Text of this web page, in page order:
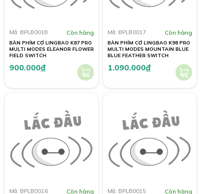
Mã: BPLB0018 Còn hàng
BÀN PHÍM CƠ LINGBAO K87 PRO
MULTI MODES ELEANOR FLOWER
FIELD SWITCH
900.000đ
Mã: BPLB0017 Còn hàng
BÀN PHÍM CƠ LINGBAO K98 PRO
MULTI MODES MOUNTAIN BLUE
BLUE FEATHER SWITCH
1.090.000đ
Mã: BPLB0016 Còn hàng Mã: BPLB0015 Còn hàng